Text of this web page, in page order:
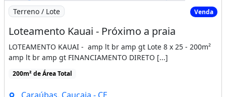
Imagem: Loteamento Kauai - Próximo a praia
Terreno / Lote Venda
Loteamento Kauai - Próximo a praia
LOTEAMENTO KAUAI - amp lt br amp gt Lote 8 x 25 - 200m²
amp lt br amp gt FINANCIAMENTO DIRETO [...]
200m² de Área Total